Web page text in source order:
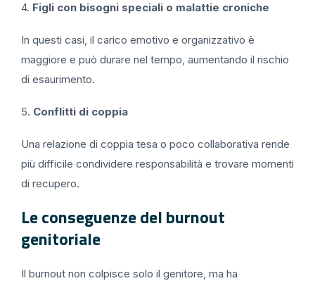
4. Figli con bisogni speciali o malattie croniche
In questi casi, il carico emotivo e organizzativo è
maggiore e può durare nel tempo, aumentando il rischio
di esaurimento.
5. Conflitti di coppia
Una relazione di coppia tesa o poco collaborativa rende
più difficile condividere responsabilità e trovare momenti
di recupero.
Le conseguenze del burnout
genitoriale
Il burnout non colpisce solo il genitore, ma ha